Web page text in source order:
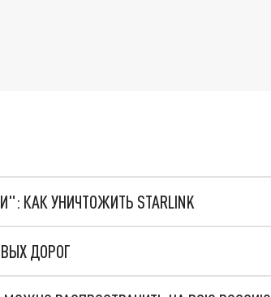
КАК УНИЧТОЖИТЬ STARLINK
ДОРОГ